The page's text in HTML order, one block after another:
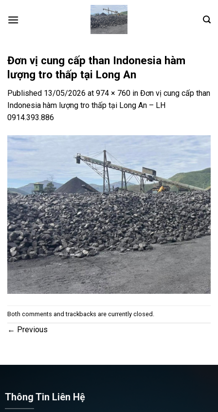
Đơn vị cung cấp than Indonesia hàm
lượng tro thấp tại Long An
Published 13/05/2026 at 974 × 760 in Đơn vị cung cấp than
Indonesia hàm lượng tro thấp tại Long An – LH
0914.393.886
Both comments and trackbacks are currently closed.
← Previous
Thông Tin Liên Hệ